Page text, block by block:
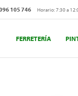
FERRETERÍA
105 746 Horario: 7:30 a